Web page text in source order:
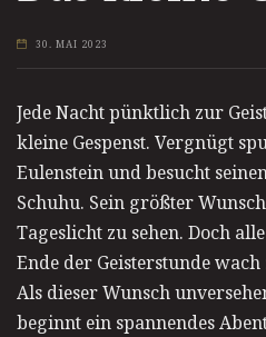
30. MAI 2023
Jede Nacht pünktlich zur
kleine Gespenst. Vergnügt
Eulenstein und besucht
Schuhu. Sein größter
Tageslicht zu sehen. Doch
Ende der Geisterstunde
Als dieser Wunsch
beginnt ein spannendes